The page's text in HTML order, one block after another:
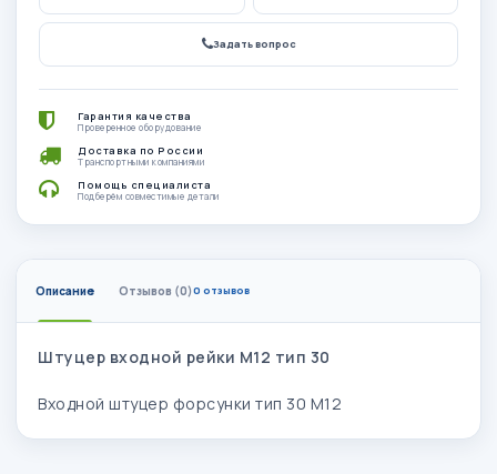
Задать вопрос
Гарантия качества
Проверенное оборудование
Доставка по России
Транспортными компаниями
Помощь специалиста
Подберём совместимые детали
Описание Отзывов (0)0 отзывов
Штуцер входной рейки М12 тип 30 ​
Входной штуцер форсунки тип 30 М12